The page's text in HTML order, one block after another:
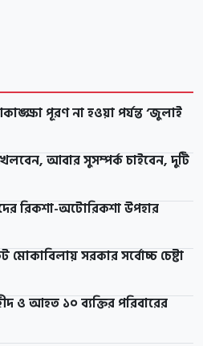
পূরণ না হওয়া পর্যন্ত ‘জুলাই
আবার সুসম্পর্ক চাইবেন, দুটি
রিকশা-অটোরিকশা উপহার
মোকাবিলায় সরকার সর্বোচ্চ চেষ্টা
ও আহত ১০ ব্যক্তির পরিবারের